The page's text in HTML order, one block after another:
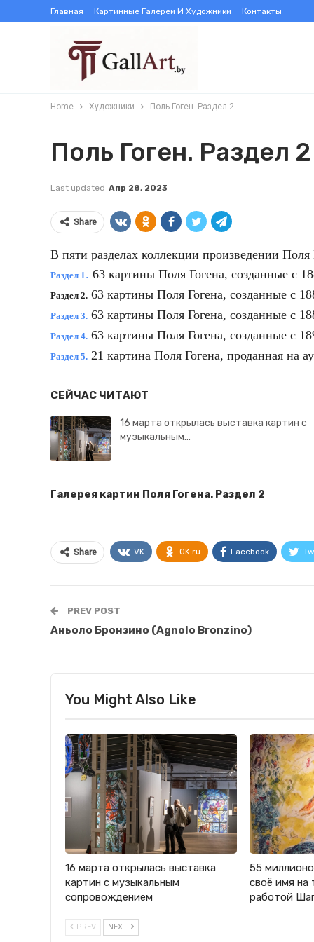
Главная Картинные Галереи И Художники Контакты
Home Художники Поль Гоген. Раздел 2
Поль Гоген. Раздел 2
Last updated Апр 28, 2023
Share
В пяти разделах коллекции произведении
Раздел 1. 63 картины Поля Гогена, созданные с
Раздел 2. 63 картины Поля Гогена, созданные с
Раздел 3. 63 картины Поля Гогена, созданные с
Раздел 4. 63 картины Поля Гогена, созданные с
Раздел 5. 21 картина Поля Гогена, проданная на
СЕЙЧАС ЧИТАЮТ
16 марта открылась выставка картин с
музыкальным…
Галерея картин Поля Гогена. Раздел 2
Share VK OK.ru Facebook
PREV POST
Аньоло Бронзино (Agnolo Bronzino)
You Might Also Like
16 марта открылась выставка
картин с музыкальным
сопровождением
55
своё имя на
работой
PREV NEXT